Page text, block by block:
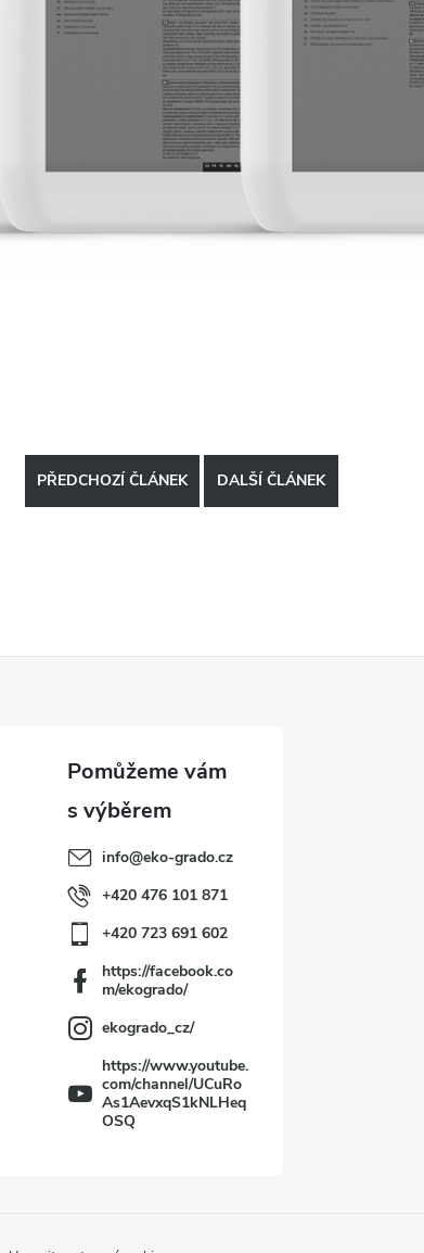
PŘEDCHOZÍ ČLÁNEK DALŠÍ ČLÁNEK
info@eko-grado.cz
+420 476 101 871
+420 723 691 602
https://facebook.co
m/ekogrado/
ekogrado_cz/
https://www.youtube.
com/channel/UCuRo
As1AevxqS1kNLHeq
OSQ